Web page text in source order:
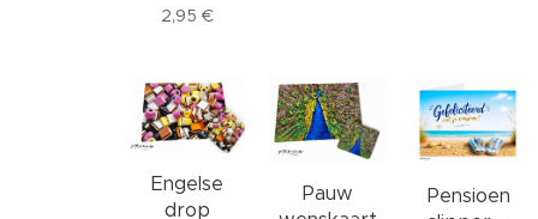
2,95 €
Engelse
drop
Pauw
Pensioen